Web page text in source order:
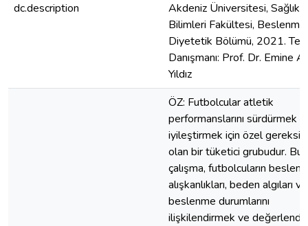
dc.description
Akdeniz Üniversitesi, Sağlık
Bilimleri Fakültesi,
Diyetetik Bölümü, 2021. Tez
Danışmanı: Prof. Dr. Emine
Yıldız
ÖZ: Futbolcular atletik
performanslarını sürdürmek
iyileştirmek için özel
olan bir tüketici grubudur. Bu
çalışma, futbolcuların
alışkanlıkları, beden algıları ve
beslenme durumlarını
ilişkilendirmek ve